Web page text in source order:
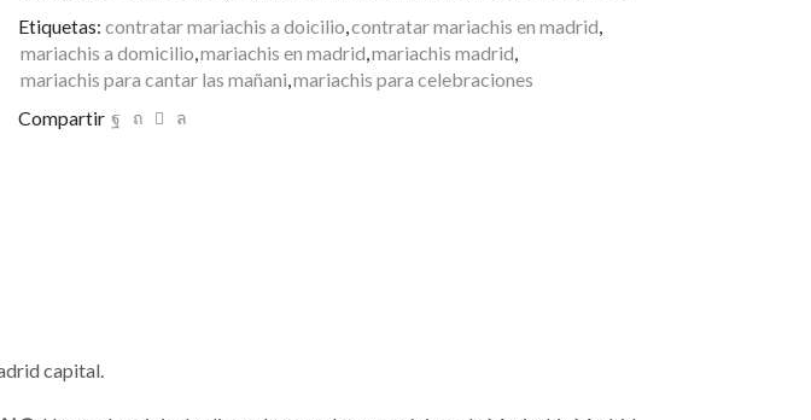
Etiquetas: contratar mariachis a doicilio,contratar mariachis en madrid,
mariachis a domicilio,mariachis en madrid,mariachis madrid,
mariachis para cantar las mañani,mariachis para celebraciones
Compartir
capital.